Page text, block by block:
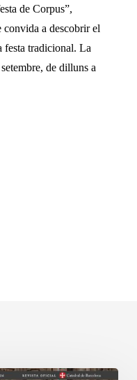
de Corpus”,
convida a descobrir el
festa tradicional. La
de dilluns a